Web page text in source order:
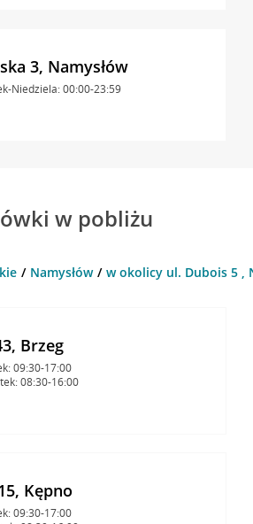
3, Namysłów
Niedziela: 00:00-23:59
w pobliżu
Namysłów w okolicy ul. Dubois 5 ,
Brzeg
09:30-17:00
08:30-16:00
Kępno
09:30-17:00